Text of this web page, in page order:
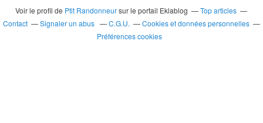
Voir le profil de Ptit Randonneursur le portail Eklablog
Top articles
Contact
Signaler un abus C.G.U.
Cookies et données personnelles
Préférences cookies